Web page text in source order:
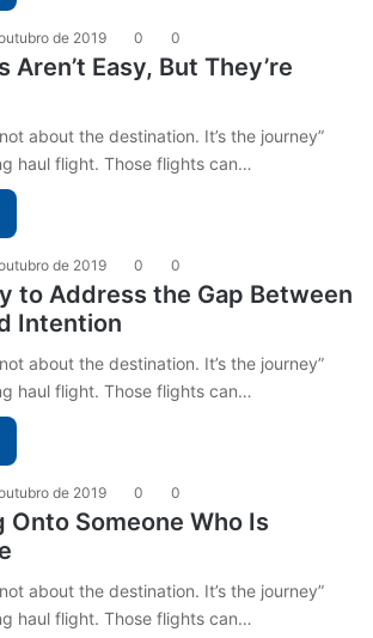
de 2019 0 0
Aren’t Easy, But They’re
about the destination. It’s the journey”
haul flight. Those flights can…
de 2019 0 0
to Address the Gap Between
Intention
about the destination. It’s the journey”
haul flight. Those flights can…
de 2019 0 0
Onto Someone Who Is
about the destination. It’s the journey”
haul flight. Those flights can…